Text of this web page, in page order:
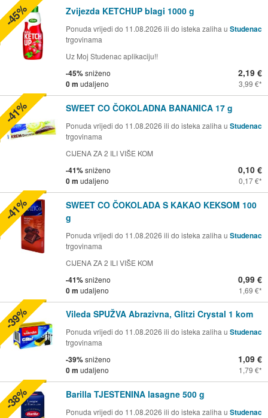
Zvijezda KETCHUP blagi 1000 g
Ponuda vrijedi do 11.08.2026 ili do isteka zaliha u Studenac
trgovinama
Uz Moj Studenac aplikaciju!!
-45%sniženo
0 m udaljeno
2,19 €
3,99 €
-45%
SWEET CO ČOKOLADNA BANANICA 17 g
Ponuda vrijedi do 11.08.2026 ili do isteka zaliha u Studenac
trgovinama
CIJENA ZA 2 ILI VIŠE KOM
-41%sniženo
0 m udaljeno
0,10 €
0,17 €
-41%
SWEET CO ČOKOLADA S KAKAO KEKSOM 100
g
Ponuda vrijedi do 11.08.2026 ili do isteka zaliha u Studenac
trgovinama
CIJENA ZA 2 ILI VIŠE KOM
-41%sniženo
0 m udaljeno
0,99 €
1,69 €
-41%
Vileda SPUŽVA Abrazivna, Glitzi Crystal 1 kom
Ponuda vrijedi do 11.08.2026 ili do isteka zaliha u Studenac
trgovinama
-39%sniženo
0 m udaljeno
1,09 €
1,79 €
-39%
Barilla TJESTENINA lasagne 500 g
Ponuda vrijedi do 11.08.2026 ili do isteka zaliha u Studenac
-38%